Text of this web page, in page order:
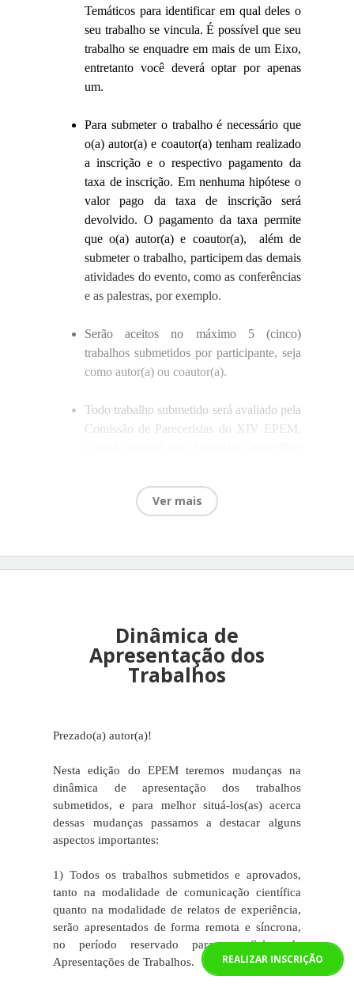
Temáticos para identificar em qual deles o
seu trabalho se vincula. É possível que seu
trabalho se enquadre em mais de um Eixo,
entretanto você deverá optar por apenas
um.
Para submeter o trabalho é necessário que
o(a) autor(a) e coautor(a) tenham realizado
a inscrição e o respectivo pagamento da
taxa de inscrição. Em nenhuma hipótese o
valor pago da taxa de inscrição será
devolvido. O pagamento da taxa permite
que o(a) autor(a) e coautor(a), além de
submeter o trabalho, participem das demais
atividades do evento, como as conferências
e as palestras, por exemplo.
Serão aceitos no máximo 5 (cinco)
trabalhos submetidos por participante, seja
como autor(a) ou coautor(a).
Todo trabalho submetido será avaliado pela
Comissão de Pareceristas do XIV EPEM,
de avaliação.
mais adequada pode ser avaliado em um
outro Eixo.
nos templates
O trabalho aprovado deverá ser
apresentado em uma das Salas de
Apresentações de Trabalhos. A relação dos
trabalhos, separados por Sala, será
evento. Ressaltamos que para que o
trabalho seja publicado nos Anais do XIV
EPEM é obrigatório que ele tenha sido
apresentado na Sala indicada.
A submissão de trabalho poderá ser feita para as
Ver mais
Dinâmica de
Apresentação dos
Trabalhos
Prezado(a) autor(a)!
Nesta edição do EPEM teremos mudanças na
dinâmica de apresentação dos trabalhos
submetidos, e para melhor situá-los(as) acerca
dessas mudanças passamos a destacar alguns
aspectos importantes:
1) Todos os trabalhos submetidos e aprovados,
tanto na modalidade de comunicação científica
quanto na modalidade de relatos de experiência,
serão apresentados de forma remota e síncrona,
no período reservado para as Salas de
Apresentações de Trabalhos.
REALIZAR INSCRIÇÃO